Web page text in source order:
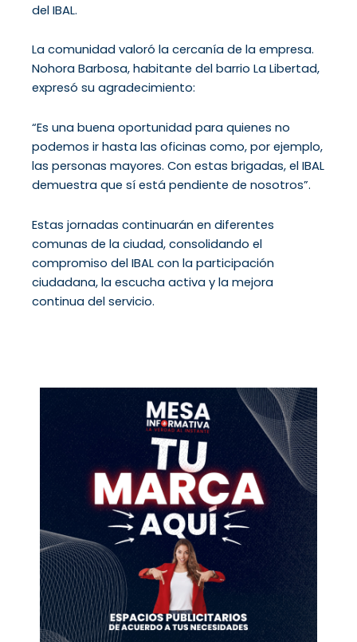
del IBAL.
La comunidad valoró la cercanía de la empresa.
Nohora Barbosa, habitante del barrio La Libertad,
expresó su agradecimiento:
“Es una buena oportunidad para quienes no
podemos ir hasta las oficinas como, por ejemplo,
las personas mayores. Con estas brigadas, el IBAL
demuestra que sí está pendiente de nosotros”.
Estas jornadas continuarán en diferentes
comunas de la ciudad, consolidando el
compromiso del IBAL con la participación
ciudadana, la escucha activa y la mejora
continua del servicio.